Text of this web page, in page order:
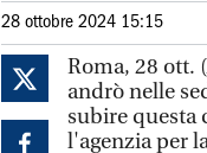
28 ottobre 2024 15:15
Roma, 28 ott.
andrò nelle
subire questa
l'agenzia per